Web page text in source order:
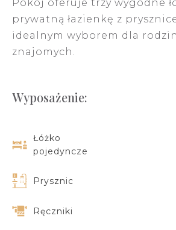
Pokój oferuje trzy wygodne
prywatną łazienkę z
idealnym wyborem dla
znajomych.
Wyposażenie:
Łóżko
pojedyncze
Prysznic
Ręczniki